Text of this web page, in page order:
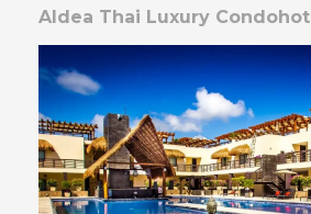
Aldea Thai Luxury